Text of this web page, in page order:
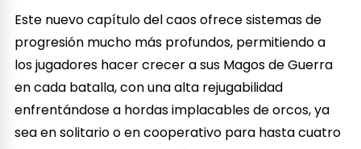
Este nuevo capítulo del caos ofrece sistemas de
progresión mucho más profundos, permitiendo a
los jugadores hacer crecer a sus Magos de Guerra
en cada batalla, con una alta rejugabilidad
enfrentándose a hordas implacables de orcos, ya
sea en solitario o en cooperativo para hasta cuatro